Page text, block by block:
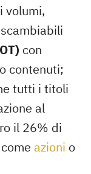
volumi,
con
contenuti;
tutti i titoli
al
il 26% di
azioni o